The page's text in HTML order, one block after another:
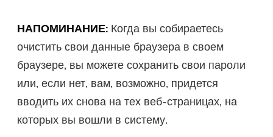
НАПОМИНАНИЕ: Когда вы собираетесь
очистить свои данные браузера в своем
браузере, вы можете сохранить свои пароли
или, если нет, вам, возможно, придется
вводить их снова на тех веб-страницах, на
которых вы вошли в систему.
Отправить
Спасибо за вашу подписку!
Спасибо за вашу подписку!